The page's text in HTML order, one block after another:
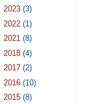
2023 (3)
2022 (1)
2021 (8)
2018 (4)
2017 (2)
2016 (10)
2015 (8)